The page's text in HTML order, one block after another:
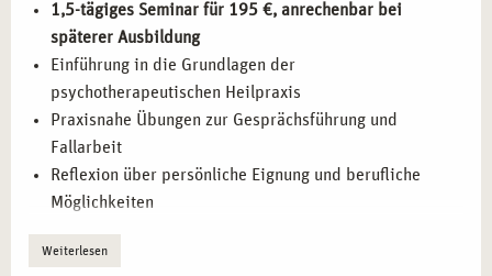
1,5-tägiges Seminar für 195 €, anrechenbar bei
späterer Ausbildung
Einführung in die Grundlagen der
psychotherapeutischen Heilpraxis
Praxisnahe Übungen zur Gesprächsführung und
Fallarbeit
Reflexion über persönliche Eignung und berufliche
Möglichkeiten
Psychotherapie
Weiterlesen